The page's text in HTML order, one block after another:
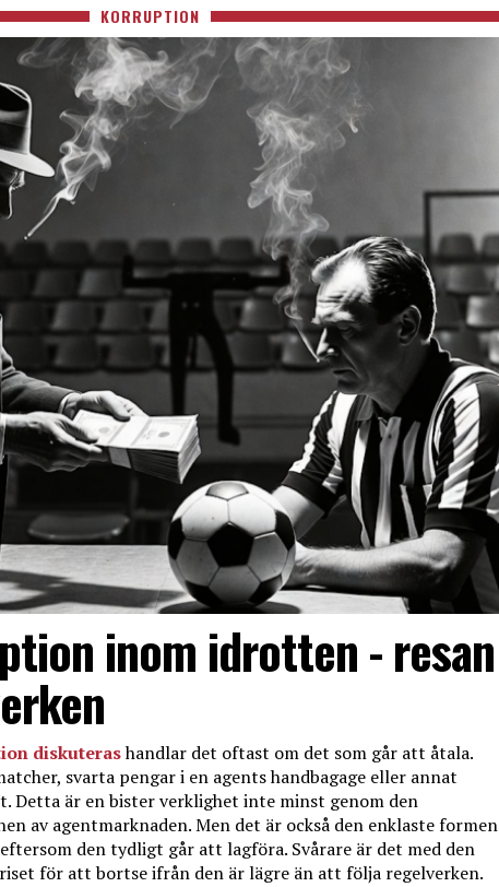
KORRUPTION
inom idrotten - resan
diskuterashandlar det oftast om det som går att åtala.
svarta pengar i en agents handbagage eller annat
Detta är en bister verklighet inte minst genom den
av agentmarknaden. Men det är också den enklaste formen
den tydligt går att lagföra. Svårare är det med den
för att bortse ifrån den är lägre än att följa regelverken.